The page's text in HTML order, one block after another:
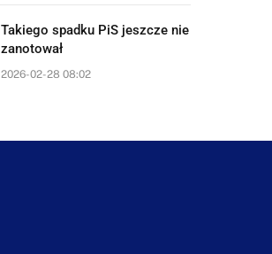
Takiego spadku PiS jeszcze nie
zanotował
2026-02-28 08:02